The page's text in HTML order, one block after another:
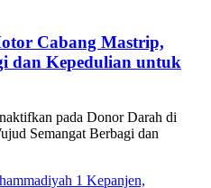
Cabang Mastrip,
dan Kepedulian untuk
pada Donor Darah di
Semangat Berbagi dan